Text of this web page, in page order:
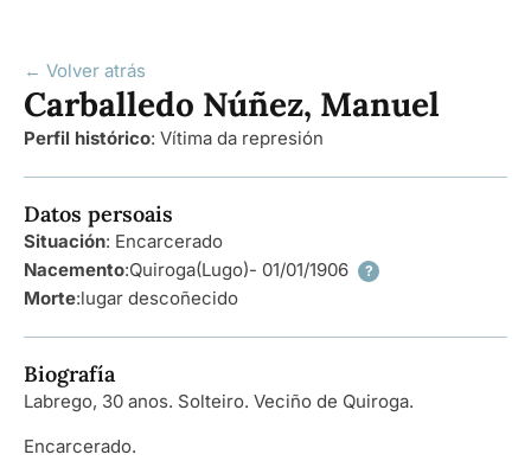
← Volver atrás
Carballedo Núñez, Manuel
Perfil histórico: Vítima da represión
Datos persoais
Situación: Encarcerado
Nacemento:Quiroga(Lugo)- 01/01/1906 ?
Morte:lugar descoñecido
Biografía
Labrego, 30 anos. Solteiro. Veciño de Quiroga.
Encarcerado.